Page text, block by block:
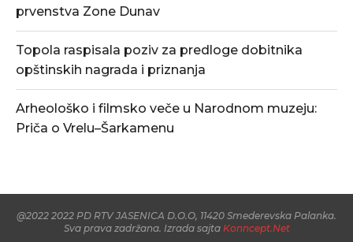
prvenstva Zone Dunav
Topola raspisala poziv za predloge dobitnika
opštinskih nagrada i priznanja
Arheološko i filmsko veče u Narodnom muzeju:
Priča o Vrelu–Šarkamenu
@2022 2022 PD RTV JASENICA D.O.O, 11420 Smederevska Palanka.
Sva prava zadržana. Izrada sajta Konncept.Net